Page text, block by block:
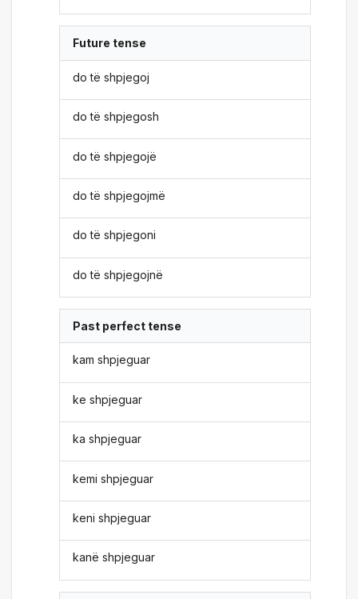
Future tense
do të shpjegoj
do të shpjegosh
do të shpjegojë
do të shpjegojmë
do të shpjegoni
do të shpjegojnë
Past perfect tense
kam shpjeguar
ke shpjeguar
ka shpjeguar
kemi shpjeguar
keni shpjeguar
kanë shpjeguar